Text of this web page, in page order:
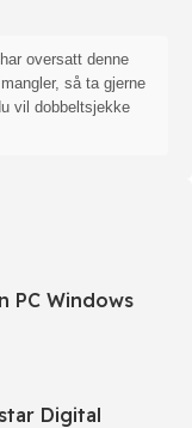
oversatt denne
så ta gjerne
vil dobbeltsjekke
PC Windows
Digital